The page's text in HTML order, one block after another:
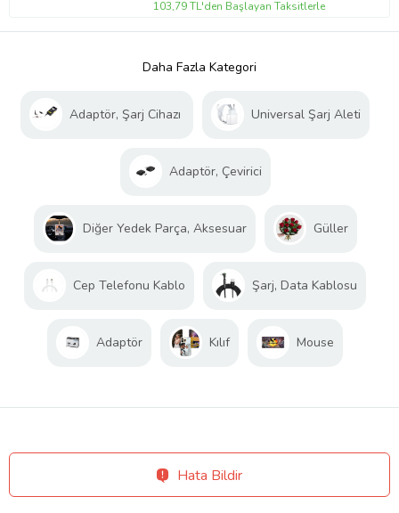
103,79 TL'den Başlayan Taksitlerle
Daha Fazla Kategori
Adaptör, Şarj Cihazı Universal Şarj Aleti
Adaptör, Çevirici
Diğer Yedek Parça, Aksesuar Güller
Cep Telefonu Kablo Şarj, Data Kablosu
Adaptör Kılıf Mouse
Hata Bildir